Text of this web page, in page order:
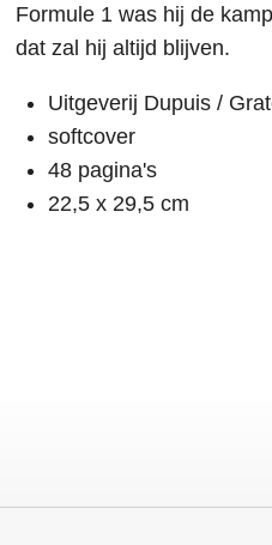
Formule 1 was hij de
dat zal hij altijd blijven.
Uitgeverij Dupuis /
softcover
48 pagina's
22,5 x 29,5 cm